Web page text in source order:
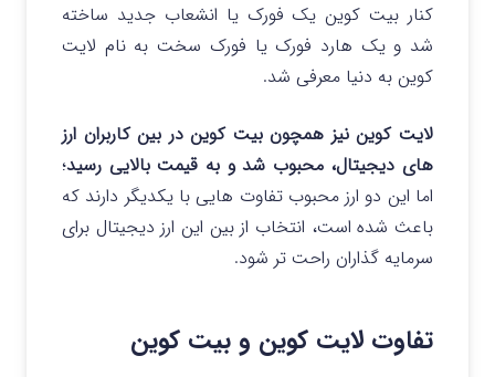
کنار بیت کوین یک فورک یا انشعاب جدید ساخته
شد و یک هارد فورک یا فورک سخت به نام لایت
کوین به دنیا معرفی شد.
لایت کوین نیز همچون بیت کوین در بین کاربران ارز
های دیجیتال، محبوب شد و به قیمت بالایی رسید؛
اما این دو ارز محبوب تفاوت هایی با یکدیگر دارند که
باعث شده است، انتخاب از بین این ارز دیجیتال برای
سرمایه گذاران راحت تر شود.
تفاوت لایت کوین و بیت کوین